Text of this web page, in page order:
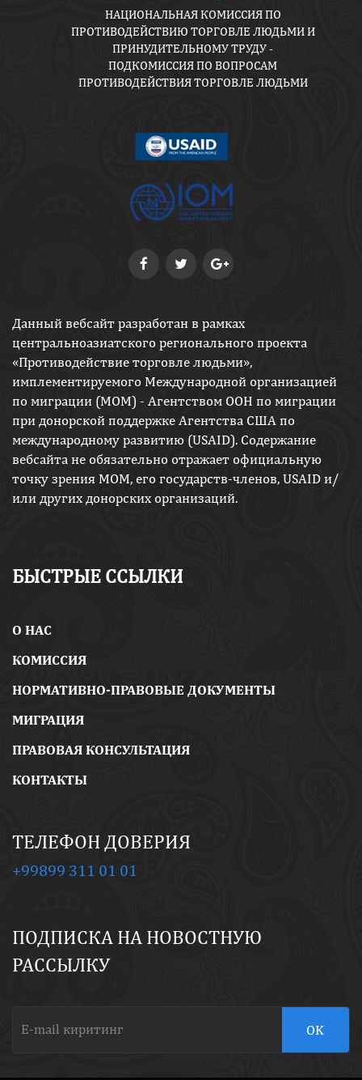
НАЦИОНАЛЬНАЯ КОМИССИЯ ПО
ПРОТИВОДЕЙСТВИЮ ТОРГОВЛЕ ЛЮДЬМИ И
ПРИНУДИТЕЛЬНОМУ ТРУДУ -
ПОДКОМИССИЯ ПО ВОПРОСАМ
ПРОТИВОДЕЙСТВИЯ ТОРГОВЛЕ ЛЮДЬМИ
Данный вебсайт разработан в рамках
центральноазиатского регионального проекта
«Противодействие торговле людьми»,
имплементируемого Международной организацией
по миграции (МОМ) - Агентством ООН по миграции
при донорской поддержке Агентства США по
международному развитию (USAID). Содержание
вебсайта не обязательно отражает официальную
точку зрения МОМ, его государств-членов, USAID и/
или других донорских организаций.
БЫСТРЫЕ ССЫЛКИ
O НАС
КОМИССИЯ
НОРМАТИВНО-ПРАВОВЫЕ ДОКУМЕНТЫ
МИГРАЦИЯ
ПРАВОВАЯ КОНСУЛЬТАЦИЯ
КОНТАКТЫ
ТЕЛЕФОН ДОВЕРИЯ
+99899 311 01 01
ПОДПИСКА НА НОВОСТНУЮ
РАССЫЛКУ